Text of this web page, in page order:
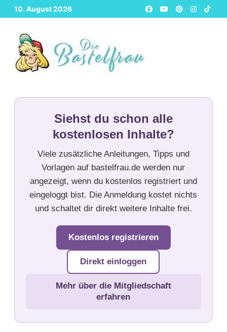
Zurück
zum
Inhalt
10. August 2026
Siehst du schon alle
kostenlosen Inhalte?
Viele zusätzliche Anleitungen, Tipps und
Vorlagen auf bastelfrau.de werden nur
angezeigt, wenn du kostenlos registriert und
eingeloggt bist. Die Anmeldung kostet nichts
und schaltet dir direkt weitere Inhalte frei.
Kostenlos registrieren
Direkt einloggen
Mehr über die Mitgliedschaft
erfahren